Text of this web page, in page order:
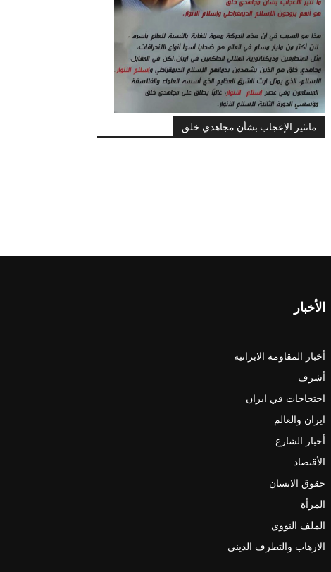
ماتثير الإعجاب بشأن مجاهدي خلق
الأخبار
أخبار المقاومة الايرانية
أشرف
احتجاجات في ايران
ايران والعالم
أخبار الشارع
الأقتصاد
حقوق الانسان
المرأة
الملف النووي
الارهاب والتطرف الديني